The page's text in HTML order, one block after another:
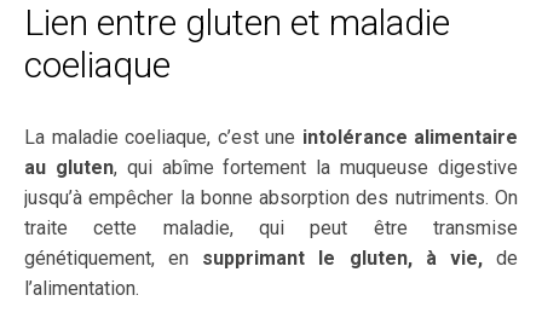
Lien entre gluten et maladie
coeliaque
La maladie coeliaque, c’est une intolérance alimentaire
au gluten, qui abîme fortement la muqueuse digestive
jusqu’à empêcher la bonne absorption des nutriments. On
traite cette maladie, qui peut être transmise
génétiquement, en supprimant le gluten, à vie,de
l’alimentation.